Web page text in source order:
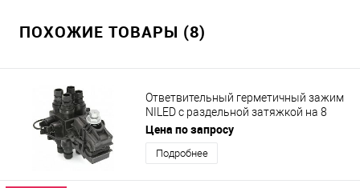
ПОХОЖИЕ ТОВАРЫ (8)
Ответвительный герметичный зажим
NILED с раздельной затяжкой на 8
ответвлений Р18
Цена по запросу
Подробнее